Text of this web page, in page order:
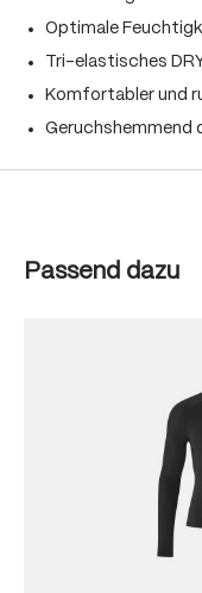
Optimale
Tri-elastisches
Komfortabler und
Geruchshemmend
Produktgalerie
Passend dazu